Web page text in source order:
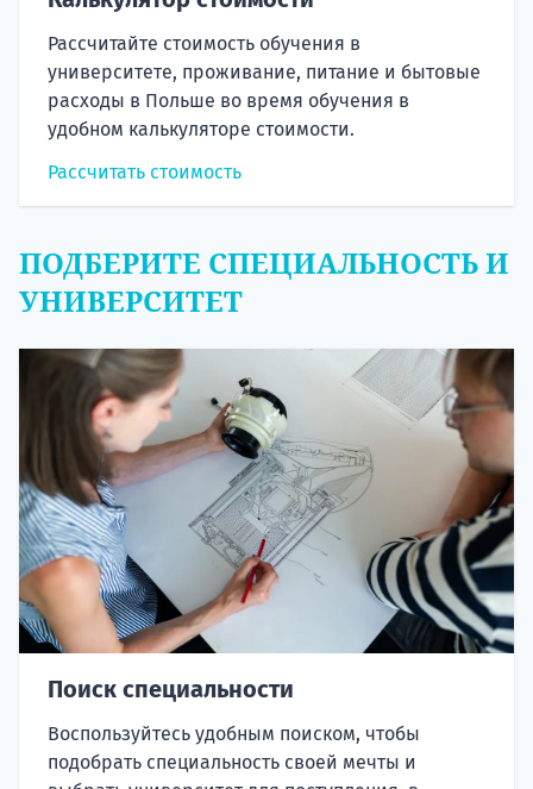
Рассчитайте стоимость обучения в
университете, проживание, питание и бытовые
расходы в Польше во время обучения в
удобном калькуляторе стоимости.
Рассчитать стоимость
ПОДБЕРИТЕ СПЕЦИАЛЬНОСТЬ И
УНИВЕРСИТЕТ
Поиск специальности
Воспользуйтесь удобным поиском, чтобы
подобрать специальность своей мечты и